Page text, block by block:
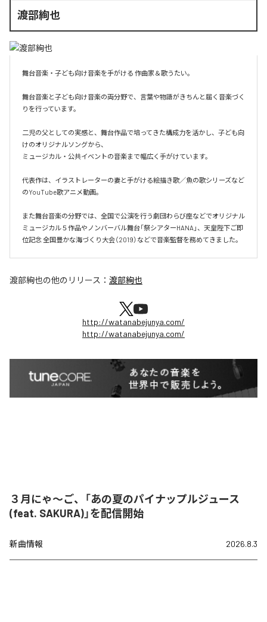
渡部絢也
舞台音楽・子ども向け音楽を手がける 作曲家＆歌うたい。
舞台音楽と子ども向け音楽の両分野で、言葉や物語がきちんと届く音楽づく
りを行っています。
二児の父としての実感と、舞台作品で培ってきた構成力を活かし、子ども向
けのオリジナルソングから、
ミュージカル・公共イベントの音楽まで幅広く手がけています。
代表作は、イラストレーターの妻と手がける絵描き歌／魚の歌シリーズなど
のYouTube歌アニメ動画。
また舞台音楽の分野では、全国で公演を行う劇団わらび座などでオリジナル
ミュージカル５作品やノンバーバル舞台「祭シアターHANA」、天皇陛下ご即
位記念 全国豊かな海づくり大会（2019）などで音楽監督を務めてきました。
渡部絢也の他のリリース： 渡部絢也
http://watanabejunya.com/
http://watanabejunya.com/
３月にゃ〜ご、「あの夏のパイナップルジュース
(feat. SAKURA)」を配信開始
新曲情報 2026.8.3